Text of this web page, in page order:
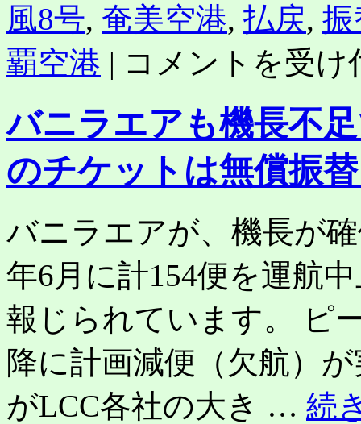
風8号, 奄美空港, 払戻, 振
覇空港 |
で
沖
発
着
欠
航。
ー
チ・
ジ
ェ
ト
ス
コメントを受
バニラエアも機長不
のチケットは無償振
バニラエアが、機長が
年6月に計154便を運航
報じられています。 ピ
降に計画減便（欠航）
がLCC各社の大き … 続